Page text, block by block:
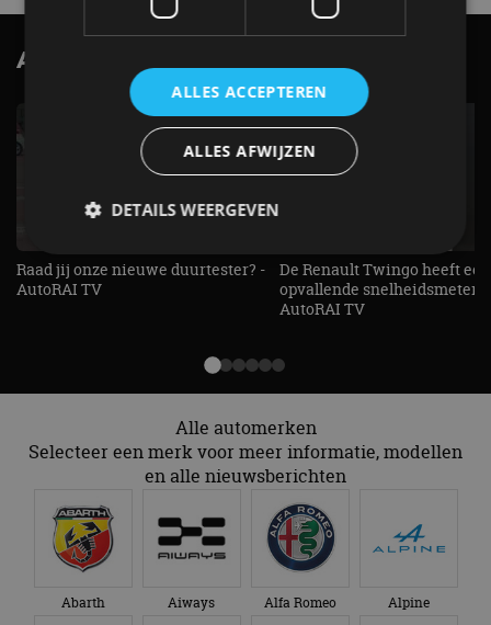
AutoRAI.nl TV
Raad jij onze nieuwe duurtester? -
AutoRAI TV
De Renault Twingo heeft een
opvallende snelheidsmeter! -
AutoRAI TV
Alle automerken
Selecteer een merk voor meer informatie, modellen
en alle nieuwsberichten
Abarth Aiways Alfa Romeo Alpine
ALLES ACCEPTEREN
ALLES AFWIJZEN
DETAILS WEERGEVEN
Prestatie
Targeting
Strikt noodzakelijke cookies maken de
website kan niet goed worden gebruikt zonder de
Aanbieder/
Vervaldatum
cf_clearance
Cloudflare,
.autorai.nl